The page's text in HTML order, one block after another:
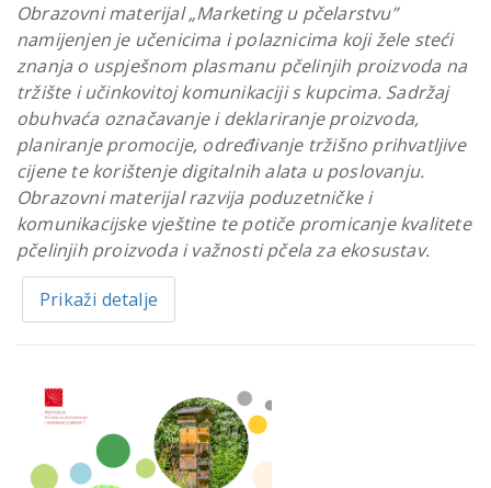
Obrazovni materijal „Marketing u pčelarstvu”
namijenjen je učenicima i polaznicima koji žele steći
znanja o uspješnom plasmanu pčelinjih proizvoda na
tržište i učinkovitoj komunikaciji s kupcima. Sadržaj
obuhvaća označavanje i deklariranje proizvoda,
planiranje promocije, određivanje tržišno prihvatljive
cijene te korištenje digitalnih alata u poslovanju.
Obrazovni materijal razvija poduzetničke i
komunikacijske vještine te potiče promicanje kvalitete
pčelinjih proizvoda i važnosti pčela za ekosustav.
Prikaži detalje